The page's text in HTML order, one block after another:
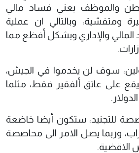
والموظف يعني فساد مالي
ومتفشية، وبالتالي ان عملية
المالي والإداري وبشكل أفظع مما
سوف لن يخدموا في الجيش،
على عاتق ألفقير فقط، مثلما
للتجنيد، ستكون أيضا خاضعة
وربما يصل الامر الى محاصصة
الاقضية.